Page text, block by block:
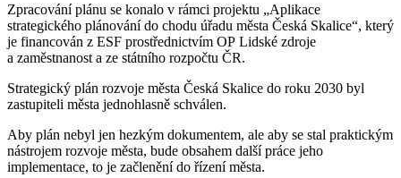
Zpracování plánu se konalo v rámci projektu „Aplikace
strategického plánování do chodu úřadu města Česká Skalice“, který
je financován z ESF prostřednictvím OP Lidské zdroje
a zaměstnanost a ze státního rozpočtu ČR.
Strategický plán rozvoje města Česká Skalice do roku 2030 byl
zastupiteli města jednohlasně schválen.
Aby plán nebyl jen hezkým dokumentem, ale aby se stal praktickým
nástrojem rozvoje města, bude obsahem další práce jeho
implementace, to je začlenění do řízení města.